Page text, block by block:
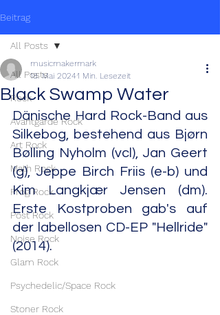
Beitrag
All Posts
Rock
Avantgarde Rock
Art Rock
Math Rock
Prog Rock
Post Rock
Noise Rock
Glam Rock
Psychedelic/Space Rock
Stoner Rock
All Posts
Black Swamp Water
musicmakermark
18. Mai 20241 Min. Lesezeit
Dänische Hard Rock-Band aus
Silkebog, bestehend aus Bjørn
Bølling Nyholm (vcl), Jan Geert
(g), Jeppe Birch Friis (e-b) und
Kim Langkjær Jensen (dm).
Erste Kostproben gab's auf
der labellosen CD-EP "Hellride"
(2014).